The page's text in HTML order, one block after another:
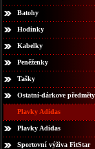
Batohy
Hodinky
Kabelky
Peněženky
Tašky
Ostatní-dárkove předměty
Plavky Adidas
Plavky Adidas
Sportovní výživa FitStar